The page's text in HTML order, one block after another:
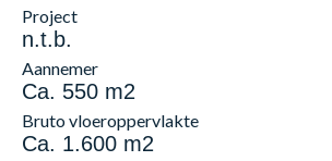
Project
n.t.b.
Aannemer
Ca. 550 m2
Bruto vloeroppervlakte
Ca. 1.600 m2